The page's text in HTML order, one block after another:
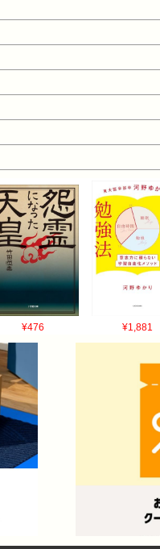
¥476 ¥1,881